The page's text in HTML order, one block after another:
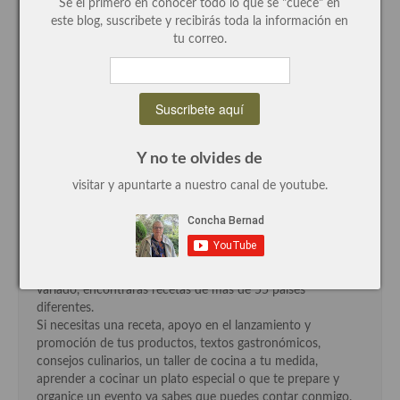
Recetas de fiesta, Navidad y días señalados
Cocina colombiana
Cocina Venezolana
Cocina Cubana
Cocina de Estados Unidos
Soy Concha Bernad periodista, autora y cocinera este blog,
me encanta escribir y cocinar, investigar productos de
todos los rincones del mundo e incorporarlos como
variado, encontrarás recetas de más de 55 países
diferentes.
Si necesitas una receta, apoyo en el lanzamiento y
promoción de tus productos, textos gastronómicos,
consejos culinarios, un taller de cocina a tu medida,
aprender a cocinar un plato especial o que te prepare y
organice un evento ya sabes que puedes contar conmigo.
Se el primero en conocer todo lo que se "cuece" en
este blog, suscribete y recibirás toda la información en
tu correo.
Y no te olvides de
visitar y apuntarte a nuestro canal de youtube.